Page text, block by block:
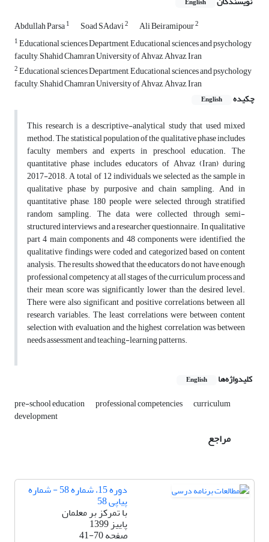
English
Abdullah Parsa1 Soad SAdavi2 Ali Beiramipour2
1Educational sciences Department, Educational sciences and psychology
faculty, Shahid Chamran University of Ahvaz, Ahvaz, Iran
2Educational sciences Department, Educational sciences and psychology
faculty, Shahid Chamran University of Ahvaz, Ahvaz, Iran
چکیده
English
This research is a descriptive-analytical study that used mixed
method. The statistical population of the qualitative phase includes
faculty members and experts in preschool education. The
quantitative phase includes educators of Ahvaz (Iran) during
2017-2018. A total of 12 individuals we selected as the sample in
qualitative phase by purposive and chain sampling. And in
quantitative phase, 180 people were selected through stratified
random sampling. The data were collected through semi-
structured interviews and a researcher questionnaire. In qualitative
part 4 main components and 48 components were identified, the
qualitative findings were coded and categorized based on content
analysis. The results showed that the educators do not have enough
professional competency at all stages of the curriculum process and
their mean score was significantly lower than the desired level.
There were also significant and positive correlations between all
research variables. The least correlations were between content
selection with evaluation and the highest correlation was between
needs assessment and teaching-learning patterns.
کلیدواژه‌ها English
pre-school education professional competencies curriculum
development
مراجع
دوره 15، شماره 58 - شماره
پیاپی 58
با تمرکز بر معلمان
پاییز 1399
صفحه41-70